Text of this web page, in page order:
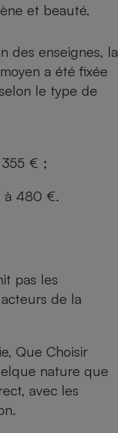
et beauté.
des enseignes, la
a été fixée
le type de
€ ;
à 480 €.
pas les
de la
Que Choisir
nature que
avec les